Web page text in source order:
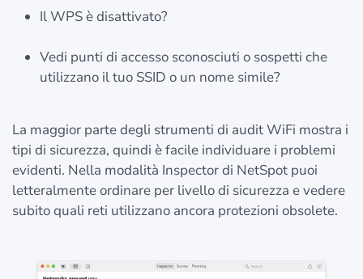
Il WPS è disattivato?
Vedi punti di accesso sconosciuti o sospetti che
utilizzano il tuo SSID o un nome simile?
La maggior parte degli strumenti di audit WiFi mostra i
tipi di sicurezza, quindi è facile individuare i problemi
evidenti. Nella modalità Inspector di NetSpot puoi
letteralmente ordinare per livello di sicurezza e vedere
subito quali reti utilizzano ancora protezioni obsolete.